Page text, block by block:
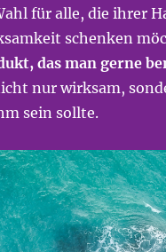
für alle, die ihrer
schenken
das man gerne
nur wirksam,
sein sollte.